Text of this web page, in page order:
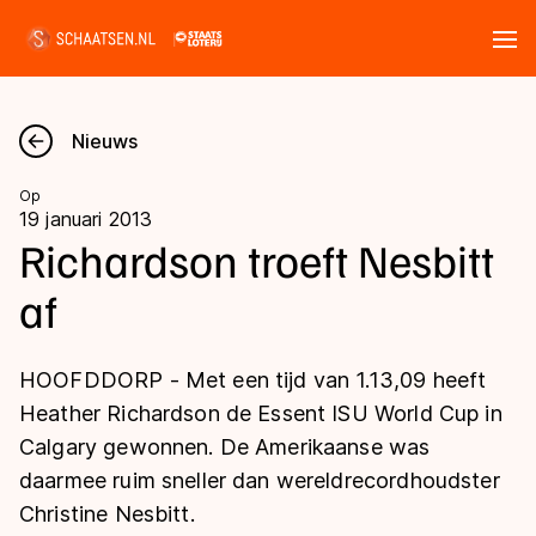
Nieuws
Kalender
Disciplines
Langebaan
Shorttrack
Inlineskaten
Uitslagen
Langebaan
Shorttrack
Marathon
Tijden & historie
Ranglijsten Langebaan
Nieuws
Op
19 januari 2013
Richardson troeft Nesbitt
af
HOOFDDORP - Met een tijd van 1.13,09 heeft
Heather Richardson de Essent ISU World Cup in
Calgary gewonnen. De Amerikaanse was
daarmee ruim sneller dan wereldrecordhoudster
Christine Nesbitt.